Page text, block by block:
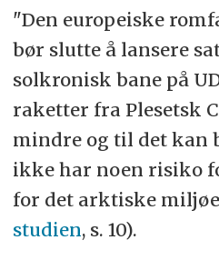
"Den europeiske
bør slutte å lansere
solkronisk bane på
raketter fra Plesetsk
mindre og til det kan
ikke har noen risiko
for det arktiske
studien, s. 10).